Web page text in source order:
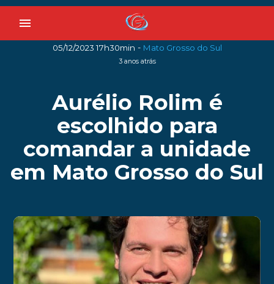
menu
05/12/2023 17h30min - Mato Grosso do Sul
3 anos atrás
Aurélio Rolim é
escolhido para
comandar a unidade
em Mato Grosso do Sul